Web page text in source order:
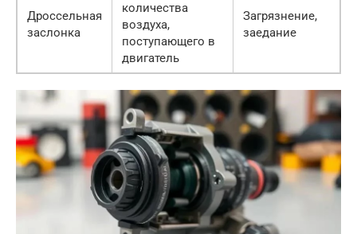
Дроссельная
заслонка
количества
воздуха,
поступающего в
двигатель
Загрязнение,
заедание